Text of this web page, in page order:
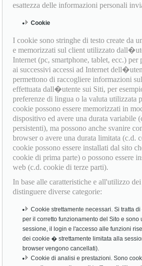
esattezza delle informazioni personali
Cookie
I cookie sono stringhe di testo create da
e memorizzati sul client utilizzato
Internet (pc, smartphone, tablet, ecc.) per
ai successivi accessi ad Internet
permettono di raccogliere informazioni
effettuata dall�utente sui Siti, per
preferenze di lingua o la valuta utilizzata
cookie possono essere memorizzati in
dispositivo ed avere una durata variabile
persistenti), ma possono anche svanire
browser o avere una durata limitata (c.d.
cookie possono essere installati dal sito
cookie di prima parte) o possono essere
web (c.d. cookie di terze parti).
In base alle caratteristiche e all'utilizzo
distinguere diverse categorie:
Cookie strettamente necessari. Si tratta
per il corretto funzionamento del Sito e sono
sessione, il login e l'accesso alle funzioni
dei cookie � strettamente limitata alla
browser vengono cancellati).
Cookie di analisi e prestazioni. Sono